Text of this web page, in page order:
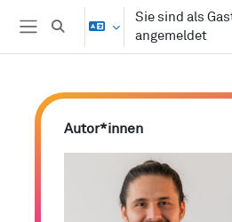
Zum Hauptinhalt
Website-Übersicht
Sucheingabe umschalten
Sie sind als
angemeldet
Blöcke
Autor*innen überspringen
Autor*innen